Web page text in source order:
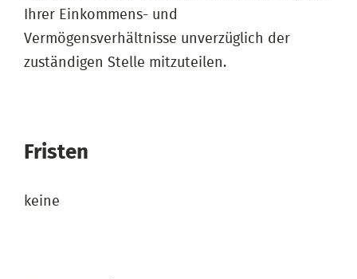
Ihrer Einkommens- und
Vermögensverhältnisse unverzüglich der
zuständigen Stelle mitzuteilen.
Fristen
keine